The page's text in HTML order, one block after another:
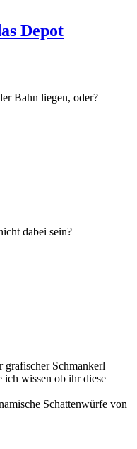
Depot
Bahn liegen, oder?
dabei sein?
grafischer Schmankerl
ich wissen ob ihr diese
Schattenwürfe von